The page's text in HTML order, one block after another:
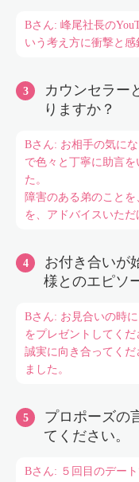
Bさん: 峰尾社長の
いう考え方に衝撃と感
カウンセラー
りますか？
Bさん: お相手の気に
で色々と丁寧に助言
た。
障害のある弟のこと
を、アドバイスいただ
お付き合いが
様とのエピソ
Bさん: お見合いの時
をプレゼントしてくだ
誠実に向き合ってく
ました。
プロポーズの
てください。
Bさん: ５回目のデー